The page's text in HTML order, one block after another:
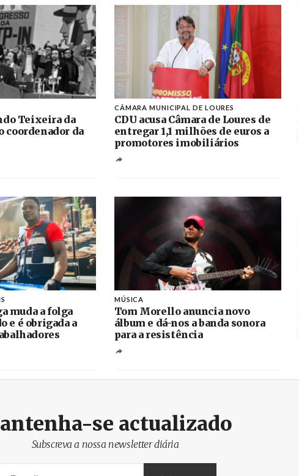
Teixeira da
coordenador da
CÂMARA MUNICIPAL DE LOURES
CDU acusa Câmara de Loures de
entregar 1,1 milhões de euros a
promotores imobiliários
muda a folga
e é obrigada a
MÚSICA
Tom Morello anuncia novo
álbum e dá-nos a banda sonora
para a resistência
se actualizado
Subscreva a nossa newsletter diária